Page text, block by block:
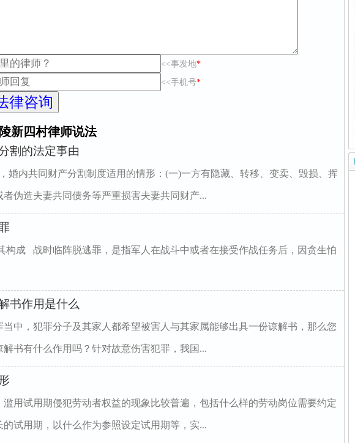
<<事发地*
<<手机号*
新四村律师说法
割的法定事由
婚内共同财产分割制度适用的情形：(一)一方有隐藏、转移、变卖、毁损、挥
伪造夫妻共同债务等严重损害夫妻共同财产...
成 战时临阵脱逃罪，是指军人在战斗中或者在接受作战任务后，因贪生怕
书作用是什么
当中，犯罪分子及其家人都希望被害人与其家属能够出具一份谅解书，那么您
解书有什么作用吗？针对故意伤害犯罪，我国...
滥用试用期侵犯劳动者权益的现象比较普遍，包括什么样的劳动岗位需要约定
试用期，以什么作为参照设定试用期等，实...